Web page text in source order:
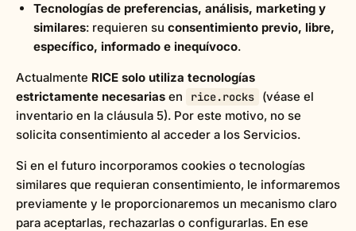
Tecnologías de preferencias, análisis, marketing y
similares: requieren su consentimiento previo, libre,
específico, informado e inequívoco.
Actualmente RICE solo utiliza tecnologías
estrictamente necesarias en rice.rocks
(véase el
inventario en la cláusula 5). Por este motivo, no se
solicita consentimiento al acceder a los Servicios.
Si en el futuro incorporamos cookies o tecnologías
similares que requieran consentimiento, le informaremos
previamente y le proporcionaremos un mecanismo claro
para aceptarlas, rechazarlas o configurarlas. En ese